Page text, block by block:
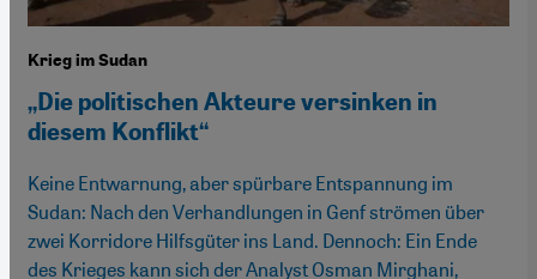
Krieg im Sudan
„Die politischen Akteure versinken in
diesem Konflikt“
Keine Entwarnung, aber spürbare Entspannung im
Sudan: Nach den Verhandlungen in Genf strömen über
zwei Korridore Hilfsgüter ins Land. Dennoch: Ein Ende
des Krieges kann sich der Analyst Osman Mirghani,